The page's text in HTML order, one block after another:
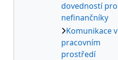
dovedností pro
nefinančníky
Komunikace v
pracovním
prostředí